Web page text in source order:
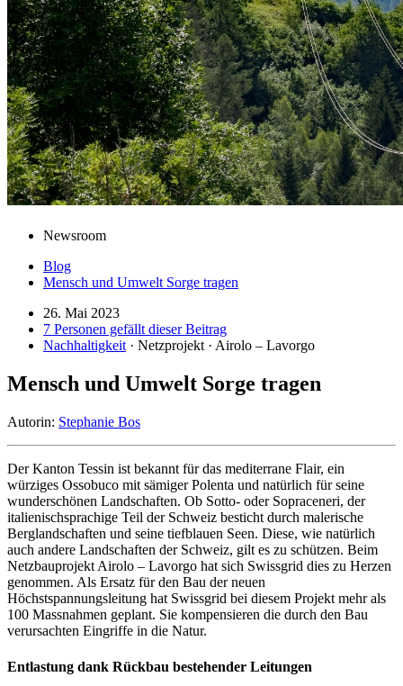
Newsroom
Blog
Mensch und Umwelt Sorge tragen
26. Mai 2023
7 Personen gefällt dieser Beitrag
Nachhaltigkeit· Netzprojekt · Airolo – Lavorgo
Mensch und Umwelt Sorge tragen
Autorin: Stephanie Bos
Der Kanton Tessin ist bekannt für das mediterrane Flair, ein
würziges Ossobuco mit sämiger Polenta und natürlich für seine
wunderschönen Landschaften. Ob Sotto- oder Sopraceneri, der
italienischsprachige Teil der Schweiz besticht durch malerische
Berglandschaften und seine tiefblauen Seen. Diese, wie natürlich
auch andere Landschaften der Schweiz, gilt es zu schützen. Beim
Netzbauprojekt Airolo – Lavorgo hat sich Swissgrid dies zu Herzen
genommen. Als Ersatz für den Bau der neuen
Höchstspannungsleitung hat Swissgrid bei diesem Projekt mehr als
100 Massnahmen geplant. Sie kompensieren die durch den Bau
verursachten Eingriffe in die Natur.
Entlastung dank Rückbau bestehender Leitungen